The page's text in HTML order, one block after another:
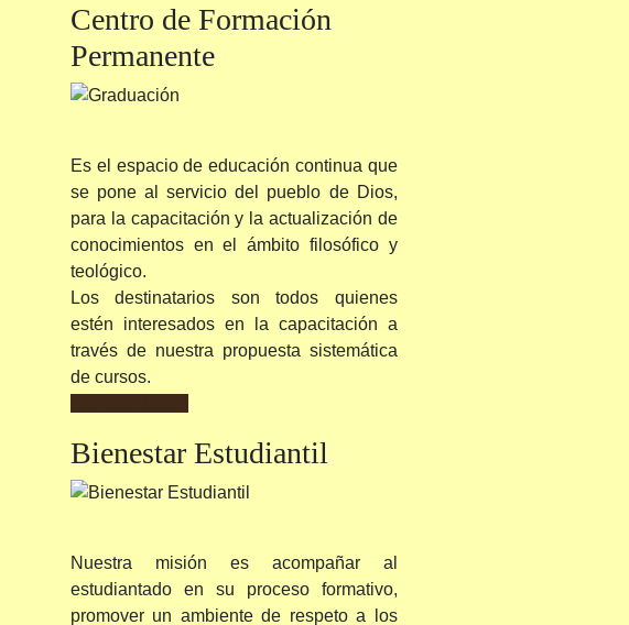
Centro de Formación
Permanente
Es el espacio de educación continua que
se pone al servicio del pueblo de Dios,
para la capacitación y la actualización de
conocimientos en el ámbito filosófico y
teológico.
Los destinatarios son todos quienes
estén interesados en la capacitación a
través de nuestra propuesta sistemática
de cursos.
Bienestar Estudiantil
Nuestra misión es acompañar al
estudiantado en su proceso formativo,
promover un ambiente de respeto a los